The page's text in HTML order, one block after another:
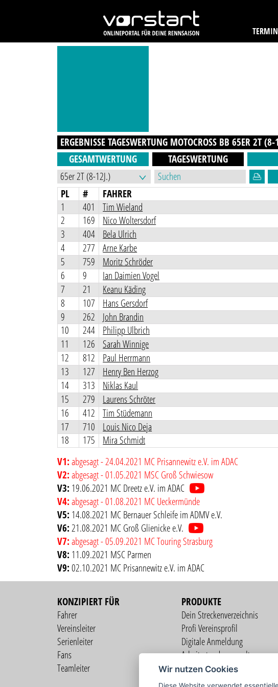
ERGEBNISSE TAGESWERTUNG MOTOCROSS BB 65ER 2T
GESAMTWERTUNG
TAGESWERTUNG
PL
# FAHRER
1
401 Tim Wieland
2
169 Nico Woltersdorf
3
404 Bela Ulrich
4
277 Arne Karbe
5
759 Moritz Schröder
6
9 Ian Daimien Vogel
7
21 Keanu Käding
8
107 Hans Gersdorf
9
262 John Brandin
10
244 Philipp Ulbrich
11
126 Sarah Winnige
12
812 Paul Herrmann
13
127 Henry Ben Herzog
14
313 Niklas Kaul
15
279 Laurens Schröter
16
412 Tim Stüdemann
17
710 Louis Nico Deja
18
175 Mira Schmidt
V1:abgesagt - 24.04.2021 MC Prisannewitz e.V. im ADAC
V2:abgesagt - 01.05.2021 MSC Groß Schwiesow
V3: 19.06.2021 MC Dreetz e.V. im ADAC
V4:abgesagt - 01.08.2021 MC Ueckermünde
V5: 14.08.2021 MC Bernauer Schleife im ADMV e.V.
V6:21.08.2021 MC Groß Glienicke e.V.
V7:abgesagt - 05.09.2021 MC Touring Strasburg
V8: 11.09.2021 MSC Parmen
V9:02.10.2021 MC Prisannewitz e.V. im ADAC
KONZIPIERT FÜR
Fahrer
Vereinsleiter
Serienleiter
Fans
Teamleiter
PRODUKTE
Dein Streckenverzeichnis
Profi Vereinsprofil
Digitale Anmeldung
Arbeitsstundenverwaltung
Mitgliederverwaltung
Live Übertragung
Wir nutzen Cookies